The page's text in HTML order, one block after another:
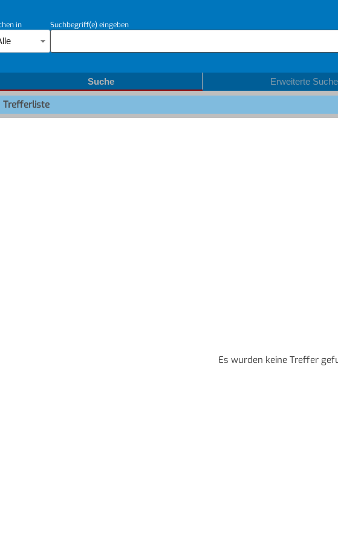
in Suchbegriff(e) eingeben
Suche Erweiterte Suche
Trefferliste
Es wurden keine Treffer